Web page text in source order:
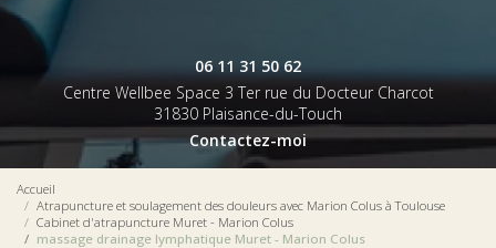
06 11 31 50 62
Centre Wellbee Space 3 Ter rue du Docteur Charcot
31830 Plaisance-du-Touch
Contactez-moi
Accueil
Atrapuncture et soulagement des douleurs avec Marion Colus à Toulouse
Cabinet d'atrapuncture Muret - Marion Colus
massage drainage lymphatique Muret - Marion Colus